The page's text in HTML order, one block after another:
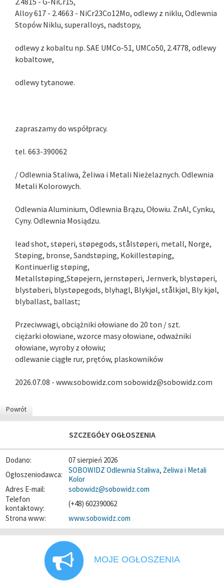
Alloy 617 - 2.4663 - NiCr23Co12Mo, odlewy z niklu, Odlewnia
Stopów Niklu, superalloys, nadstopy,
odlewy z kobaltu np. SAE UMCo-51, UMCo50, 2.4778, odlewy
kobaltowe,
odlewy tytanowe.
zapraszamy do współpracy.
tel. 663-390062
/ Odlewnia Staliwa, Żeliwa i Metali Nieżelaznych. Odlewnia
Metali Kolorowych.
Odlewnia Aluminium, Odlewnia Brązu, Ołowiu. ZnAl, Cynku,
Cyny. Odlewnia Mosiądzu.
lead shot, støperi, støpegods, stålstøperi, metall, Norge,
Støping, bronse, Sandstøping, Kokillestøping,
Kontinuerlig støping,
Metallstøping,Støpejern, jernstøperi, Jernverk, blystøperi,
blystøberi, blystøpegods, blyhagl, Blykjøl, stålkjøl, Bly kjøl,
blyballast, ballast;
Przeciwwagi, obciążniki ołowiane do 20 ton / szt.
ciężarki ołowiane, wzorce masy ołowiane, odważniki
ołowiane, wyroby z ołowiu;
odlewanie ciągłe rur, prętów, plaskowników
2026.07.08 - www.sobowidz.com sobowidz@sobowidz.com
Powrót
SZCZEGÓŁY OGŁOSZENIA
Dodano:
07 sierpień 2026
Ogłoszeniodawca:
SOBOWIDZ Odlewnia Staliwa, Żeliwa i Metali
Kolor
Adres E-mail:
sobowidz@sobowidz.com
Telefon
kontaktowy:
(+48) 602390062
Strona www:
www.sobowidz.com
MOJE OGŁOSZENIA